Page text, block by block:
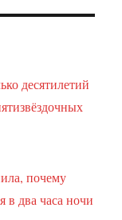
десятилетий
почему
два часа ночи